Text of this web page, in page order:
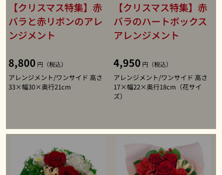
【クリスマス特集】赤
バラと赤リボンのアレ
ンジメント
8,800 円（税込）
アレンジメント/ワンサイド 高さ
33×幅30×奥行21cm
【クリスマス特集】赤
バラのハートボックス
アレンジメント
4,950 円（税込）
アレンジメント/ワンサイド 高さ
17×幅22×奥行18cm（花サイ
ズ）